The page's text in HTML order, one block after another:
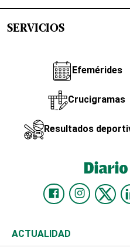
SERVICIOS
Efemérides
Crucigramas
Resultados
ACTUALIDAD